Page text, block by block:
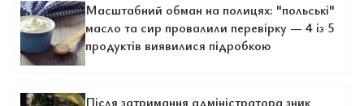
Масштабний обман на полицях: "польські"
масло та сир провалили перевірку — 4 із 5
продуктів виявилися підробкою
Після затримання адміністратора зник